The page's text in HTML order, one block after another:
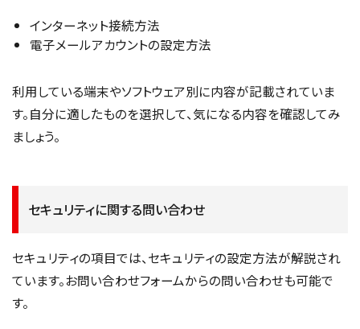
インターネット接続方法
電子メールアカウントの設定方法
利用している端末やソフトウェア別に内容が記載されていま
す。自分に適したものを選択して、気になる内容を確認してみ
ましょう。
セキュリティに関する問い合わせ
セキュリティの項目では、セキュリティの設定方法が解説され
ています。お問い合わせフォームからの問い合わせも可能で
す。